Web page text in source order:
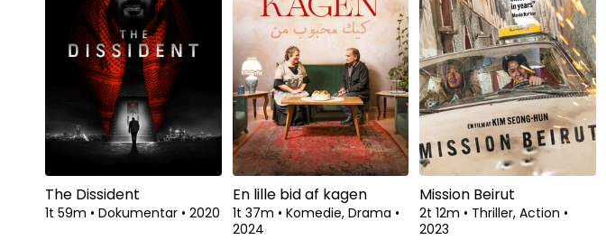
The Dissident
1t 59m • Dokumentar • 2020
En lille bid af kagen
1t 37m • Komedie, Drama •
2024
Mission Beirut
2t 12m • Thriller, Action •
2023